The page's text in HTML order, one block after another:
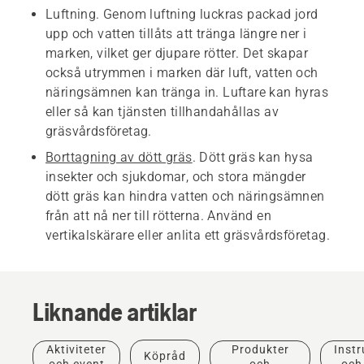
Luftning. Genom luftning luckras packad jord
upp och vatten tillåts att tränga längre ner i
marken, vilket ger djupare rötter. Det skapar
också utrymmen i marken där luft, vatten och
näringsämnen kan tränga in. Luftare kan hyras
eller så kan tjänsten tillhandahållas av
gräsvårdsföretag.
Borttagning av dött gräs. Dött gräs kan hysa
insekter och sjukdomar, och stora mängder
dött gräs kan hindra vatten och näringsämnen
från att nå ner till rötterna. Använd en
vertikalskärare eller anlita ett gräsvårdsföretag.
Liknande artiklar
Aktiviteter
Köpråd
Produkter